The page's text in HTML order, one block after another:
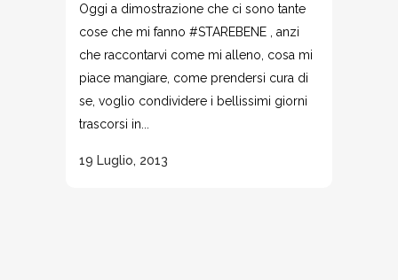
Oggi a dimostrazione che ci sono tante
cose che mi fanno #STAREBENE , anzi
che raccontarvi come mi alleno, cosa mi
piace mangiare, come prendersi cura di
se, voglio condividere i bellissimi giorni
trascorsi in...
19 Luglio, 2013